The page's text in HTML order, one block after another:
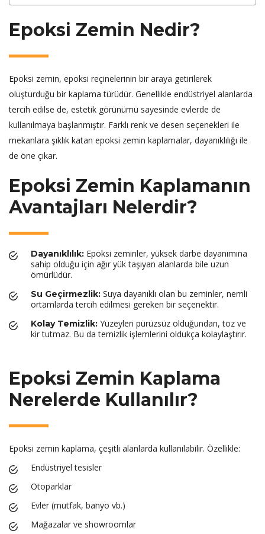
Epoksi Zemin Nedir?
Epoksi zemin, epoksi reçinelerinin bir araya getirilerek
oluşturduğu bir kaplama türüdür. Genellikle endüstriyel alanlarda
tercih edilse de, estetik görünümü sayesinde evlerde de
kullanılmaya başlanmıştır. Farklı renk ve desen seçenekleri ile
mekanlara şıklık katan epoksi zemin kaplamalar, dayanıklılığı ile
de öne çıkar.
Epoksi Zemin Kaplamanın
Avantajları Nelerdir?
Dayanıklılık: Epoksi zeminler, yüksek darbe dayanımına
sahip olduğu için ağır yük taşıyan alanlarda bile uzun
ömürlüdür.
Su Geçirmezlik: Suya dayanıklı olan bu zeminler, nemli
ortamlarda tercih edilmesi gereken bir seçenektir.
Kolay Temizlik: Yüzeyleri pürüzsüz olduğundan, toz ve
kir tutmaz. Bu da temizlik işlemlerini oldukça kolaylaştırır.
Epoksi Zemin Kaplama
Nerelerde Kullanılır?
Epoksi zemin kaplama, çeşitli alanlarda kullanılabilir. Özellikle:
Endüstriyel tesisler
Otoparklar
Evler (mutfak, banyo vb.)
Mağazalar ve showroomlar